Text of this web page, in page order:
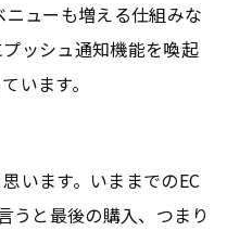
ニューも増える仕組みな
プッシュ通知機能を喚起
います。
います。いままでのEC
うと最後の購入、つまり